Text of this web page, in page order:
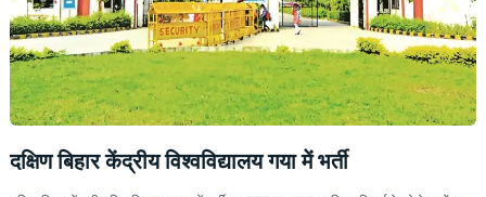
दक्षिण बिहार केंद्रीय विश्वविद्यालय गया में भर्ती